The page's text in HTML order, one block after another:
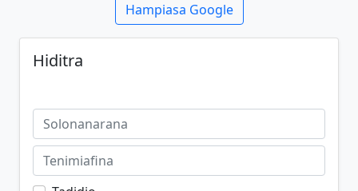
Hampiasa Google
Hiditra